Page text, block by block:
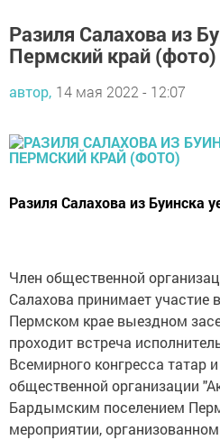
Разиля Салахова из
Пермский край (фото)
автор, 14 мая 2022 - 12:07
Разиля Салахова из Буинска
Член общественной
Салахова принимает участие
Пермском крае выездном
проходит встреча
Всемирного конгресса татар
общественной организации
Бардымским поселением
мероприятии,